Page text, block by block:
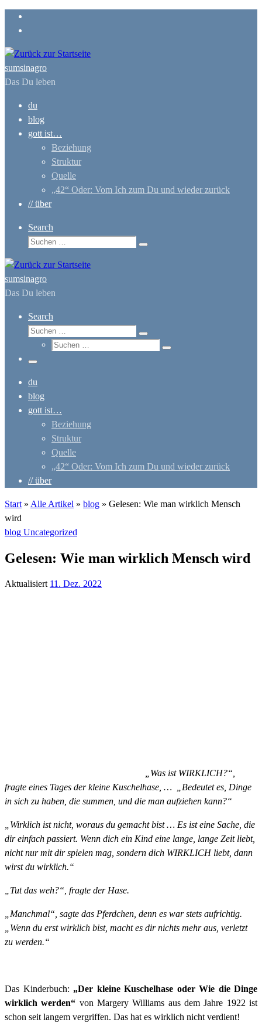
Zum
Inhalt
sumsinagro
Das Du leben
du
blog
gott ist…
Beziehung
Struktur
Quelle
„42“ Oder: Vom Ich zum Du und wieder zurück
// über
Search
Suche
Suchen …
sumsinagro
Das Du leben
Search
Suche
Suchen …
Suche
Suchen …
Menü
du
blog
gott ist…
Beziehung
Struktur
Quelle
„42“ Oder: Vom Ich zum Du und wieder zurück
// über
Start » Alle Artikel » blog » Gelesen: Wie man wirklich Mensch
wird
blog Uncategorized
Gelesen: Wie man wirklich Mensch wird
Aktualisiert 11. Dez. 2022
„Was ist WIRKLICH?“,
fragte eines Tages der kleine Kuschelhase, … „Bedeutet es, Dinge
in sich zu haben, die summen, und die man aufziehen kann?“
„Wirklich ist nicht, woraus du gemacht bist … Es ist eine Sache, die
dir einfach passiert. Wenn dich ein Kind eine lange, lange Zeit liebt,
nicht nur mit dir spielen mag, sondern dich WIRKLICH liebt, dann
wirst du wirklich.“
„Tut das weh?“, fragte der Hase.
„Manchmal“, sagte das Pferdchen, denn es war stets aufrichtig.
„Wenn du erst wirklich bist, macht es dir nichts mehr aus, verletzt
zu werden.“
Das Kinderbuch: „Der kleine Kuschelhase oder Wie die Dinge
wirklich werden“ von Margery Williams aus dem Jahre 1922 ist
schon seit langem vergriffen. Das hat es wirklich nicht verdient!